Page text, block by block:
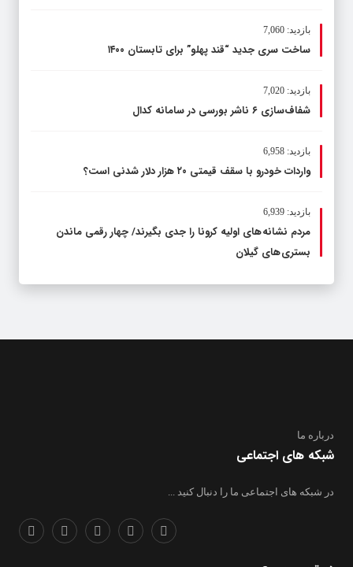
بازدید: 7,060
ساخت سری جدید “قند پهلو” برای تابستان ۱۴۰۰
بازدید: 7,020
شفاف‌سازی ۶ ناشر بورسی در سامانه کدال
بازدید: 6,958
واردات خودرو با سقف قیمتی ۲۰ هزار دلار شدنی است؟
بازدید: 6,939
مردم نشانه های اولیه کرونا را جدی بگیرند/ چهار رقمی ماندن
بستری های گیلان
درباره ما
شبکه های اجتماعی
در شبکه های اجتماعی ما را دنبال کنید ...